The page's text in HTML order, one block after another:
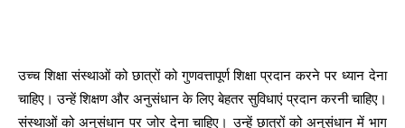
उच्च शिक्षा संस्थाओं को छात्रों को गुणवत्तापूर्ण शिक्षा प्रदान करने पर ध्यान देना
चाहिए। उन्हें शिक्षण और अनुसंधान के लिए बेहतर सुविधाएं प्रदान करनी चाहिए।
संस्थाओं को अनुसंधान पर जोर देना चाहिए। उन्हें छात्रों को अनुसंधान में भाग